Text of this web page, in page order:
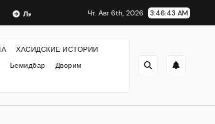
Любавический Ребе ФИЛОСОФИЯ ХАСИДИЗМА
Чт. Авг 6th, 2026 3:46:44 AM
ХАСИДСКИЕ ИСТОРИИ
Бемидбар
Дворим